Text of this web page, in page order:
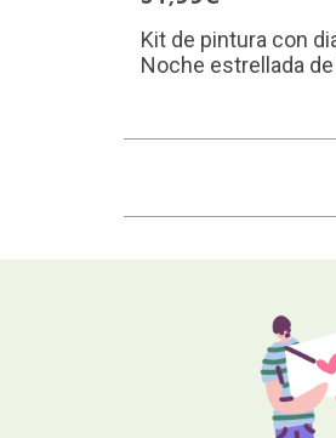
Kit de pintura con
Noche estrellada de